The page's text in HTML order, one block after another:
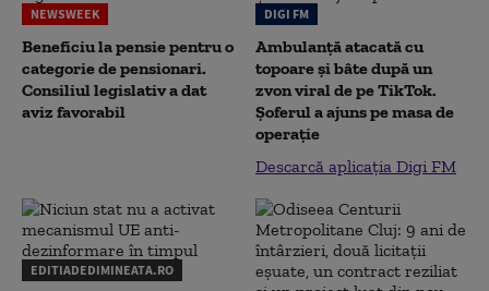
NEWSWEEK
Beneficiu la pensie pentru o
categorie de pensionari.
Consiliul legislativ a dat
aviz favorabil
DIGI FM
Ambulanță atacată cu
topoare și bâte după un
zvon viral de pe TikTok.
Șoferul a ajuns pe masa de
operație
Descarcă aplicația Digi FM
EDITIADEDIMINEATA.RO